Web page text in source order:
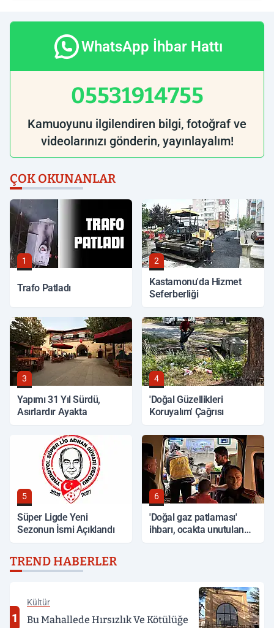
WhatsApp İhbar Hattı
05531914755
Kamuoyunu ilgilendiren bilgi, fotoğraf ve
videolarınızı gönderin, yayınlayalım!
ÇOK OKUNANLAR
1
Trafo Patladı
2
Kastamonu'da Hizmet
Seferberliği
3
Yapımı 31 Yıl Sürdü,
Asırlardır Ayakta
4
'Doğal Güzellikleri
Koruyalım' Çağrısı
5
Süper Ligde Yeni
Sezonun İsmi Açıklandı
6
'Doğal gaz patlaması'
ihbarı, ocakta unutulan
TREND HABERLER
1
Kültür
Bu Mahallede Hırsızlık Ve Kötülüğe